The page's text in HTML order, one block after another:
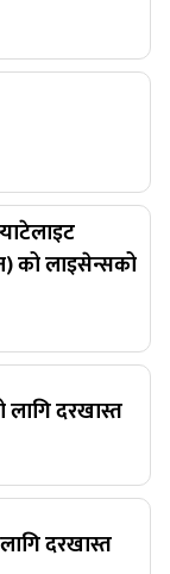
को लाइसेन्सको
लागि दरखास्त
लागि दरखास्त